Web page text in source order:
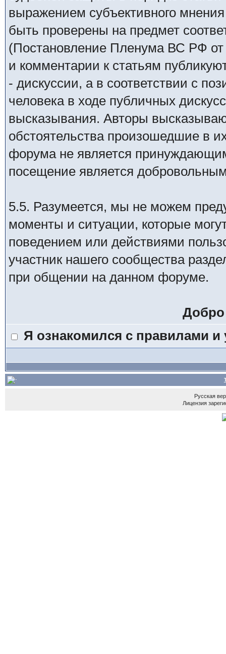
выражением субъективного
быть проверены на предмет
(Постановление Пленума ВС РФ
и комментарии к статьям
- дискуссии, а в соответствии с
человека в ходе публичных
высказывания. Авторы
обстоятельства произошедшие в
форума не является
посещение является
5.5. Разумеется, мы не можем
моменты и ситуации, которые
поведением или действиями
участник нашего сообщества
при общении на данном форуме.
Я ознакомился с правилами
Русская
Лицензия